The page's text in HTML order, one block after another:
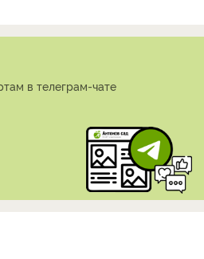
в телеграм-чате